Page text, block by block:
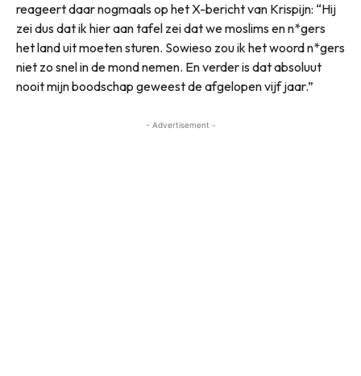
reageert daar nogmaals op het X-bericht van Krispijn: “Hij
zei dus dat ik hier aan tafel zei dat we moslims en n*gers
het land uit moeten sturen. Sowieso zou ik het woord n*gers
niet zo snel in de mond nemen. En verder is dat absoluut
nooit mijn boodschap geweest de afgelopen vijf jaar.”
- Advertisement -